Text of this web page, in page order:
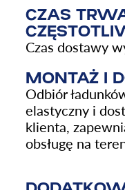
MONTAŻ I
Odbiór
elastyczny i
klienta,
obsługę na
CZAS
Czas dostawy